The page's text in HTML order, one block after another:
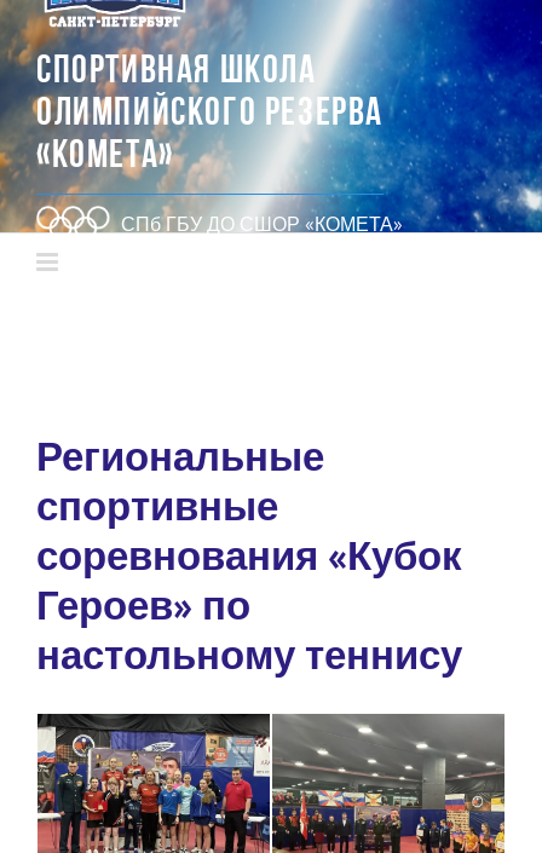
СПОРТИВНАЯ ШКОЛА
ОЛИМПИЙСКОГО РЕЗЕРВА
«КОМЕТА»
СПб ГБУ ДО СШОР «КОМЕТА»
Региональные
спортивные
соревнования «Кубок
Героев» по
настольному теннису